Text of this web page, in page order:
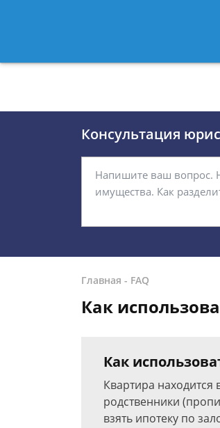
Консультация
Главная - FAQ
Как
Как
Квартира
родственники
взять ипотеку по